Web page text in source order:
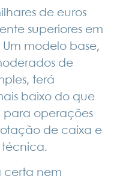
de euros
superiores em
Um modelo base,
de
terá
baixo do que
para operações
de caixa e
certa nem